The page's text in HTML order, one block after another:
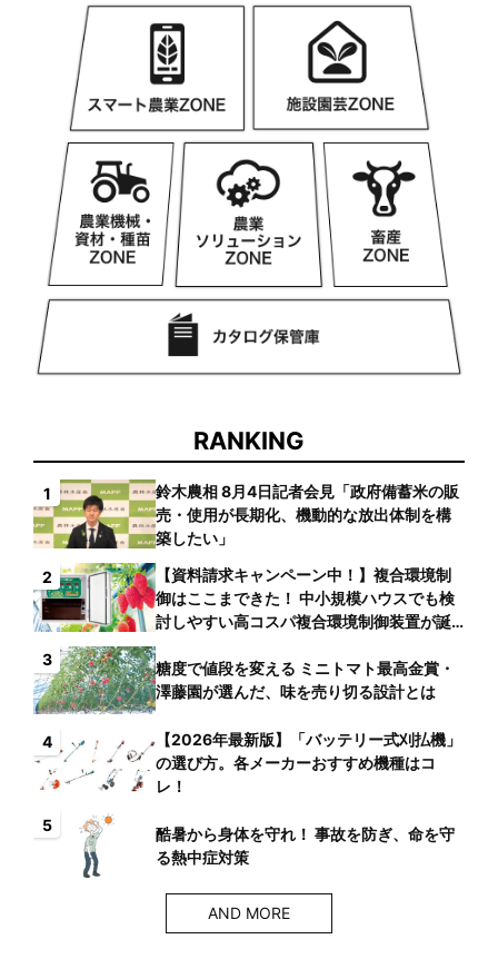
RANKING
1
鈴木農相 8月4日記者会見「政府備蓄米の販
売・使用が長期化、機動的な放出体制を構
築したい」
2
【資料請求キャンペーン中！】複合環境制
御はここまできた！ 中小規模ハウスでも検
討しやすい高コスパ複合環境制御装置が誕
3
糖度で値段を変える ミニトマト最高金賞・
澤藤園が選んだ、味を売り切る設計とは
4
【2026年最新版】「バッテリー式刈払機」
の選び方。各メーカーおすすめ機種はコ
レ！
5
酷暑から身体を守れ！ 事故を防ぎ、命を守
る熱中症対策
AND MORE